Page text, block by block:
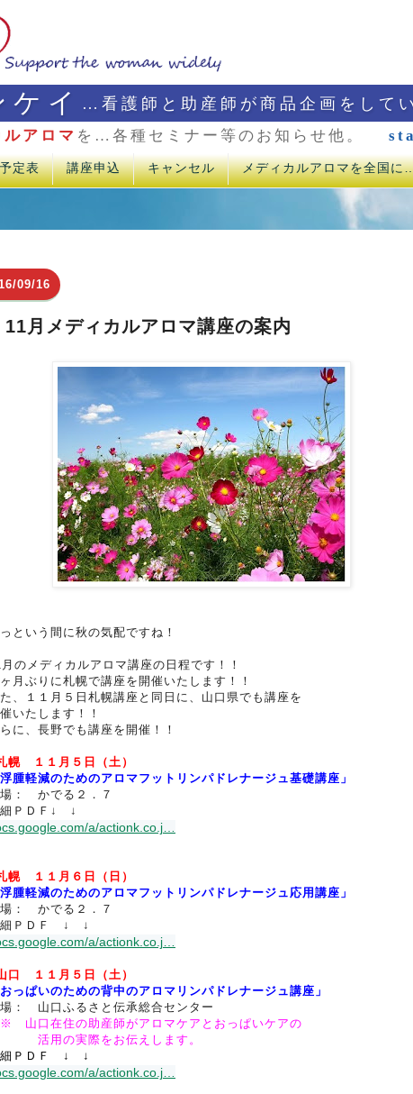
イ …看護師と助産師が商品企画をして
アロマ を…各種セミナー等のお知らせ他。
予定表 講座申込 キャンセル メディカルアロマを全国に
09/16
11月メディカルアロマ講座の案内
という間に秋の気配ですね！
のメディカルアロマ講座の日程です！！
ヶ月ぶりに札幌で講座を開催いたします！！
、１１月５日札幌講座と同日に、山口県でも講座を
いたします！！
に、長野でも講座を開催！！
幌 １１月５日（土）
浮腫軽減のためのアロマフットリンパドレナージュ基礎講座」
： かでる２．７
ＰＤＦ↓ ↓
a/actionk.co.j
幌 １１月６日（日）
浮腫軽減のためのアロマフットリンパドレナージュ応用講座」
： かでる２．７
細ＰＤＦ ↓ ↓
a/actionk.co.j
口 １１月５日（土）
おっぱいのための背中のアロマリンパドレナージュ講座」
： 山口ふるさと伝承総合センター
山口在住の助産師がアロマケアとおっぱいケアの
用の実際をお伝えします。
細ＰＤＦ ↓ ↓
a/actionk.co.j